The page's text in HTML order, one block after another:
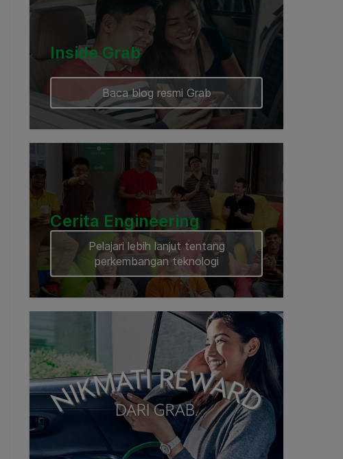
Inside Grab
Baca blog resmi Grab
Cerita Engineering
Pelajari lebih lanjut tentang
perkembangan teknologi